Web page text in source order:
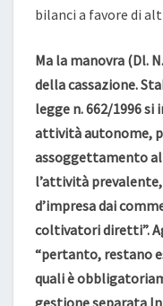
bilanci a favore di
Ma la manovra (Dl.
della cassazione.
legge n. 662/1996
attività autonome,
assoggettamento
l’attività
d’impresa dai
coltivatori diretti”.
“pertanto, restano
quali è
gestione separata